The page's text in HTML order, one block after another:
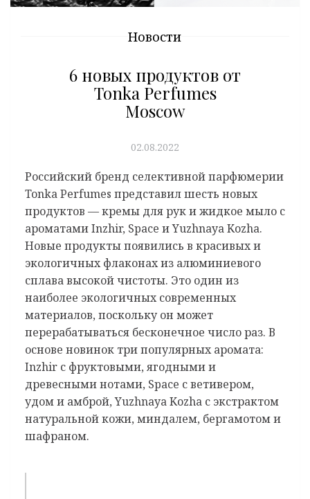
Новости
6 новых продуктов от
Tonka Perfumes
Moscow
02.08.2022
Российский бренд селективной парфюмерии
Tonka Perfumes представил шесть новых
продуктов — кремы для рук и жидкое мыло с
ароматами Inzhir, Space и Yuzhnaya Kozha.
Новые продукты появились в красивых и
экологичных флаконах из алюминиевого
сплава высокой чистоты. Это один из
наиболее экологичных современных
материалов, поскольку он может
перерабатываться бесконечное число раз. В
основе новинок три популярных аромата:
Inzhir с фруктовыми, ягодными и
древесными нотами, Space с ветивером,
удом и амброй, Yuzhnaya Kozha с экстрактом
натуральной кожи, миндалем, бергамотом и
шафраном.